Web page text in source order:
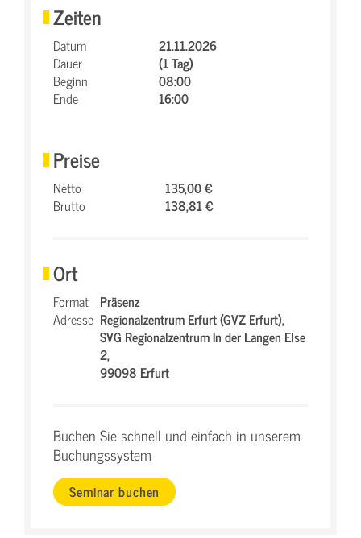
Zeiten
Datum
21.11.2026
Dauer
(1 Tag)
Beginn
08:00
Ende
16:00
Preise
Netto
135,00 €
Brutto
138,81 €
Ort
Format Präsenz
Adresse Regionalzentrum Erfurt (GVZ Erfurt),
SVG Regionalzentrum In der Langen Else
2,
99098 Erfurt
Buchen Sie schnell und einfach in unserem
Buchungssystem
Seminar buchen